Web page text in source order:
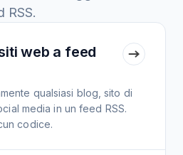
RSS.
web a feed
qualsiasi blog, sito di
media in un feed RSS.
codice.